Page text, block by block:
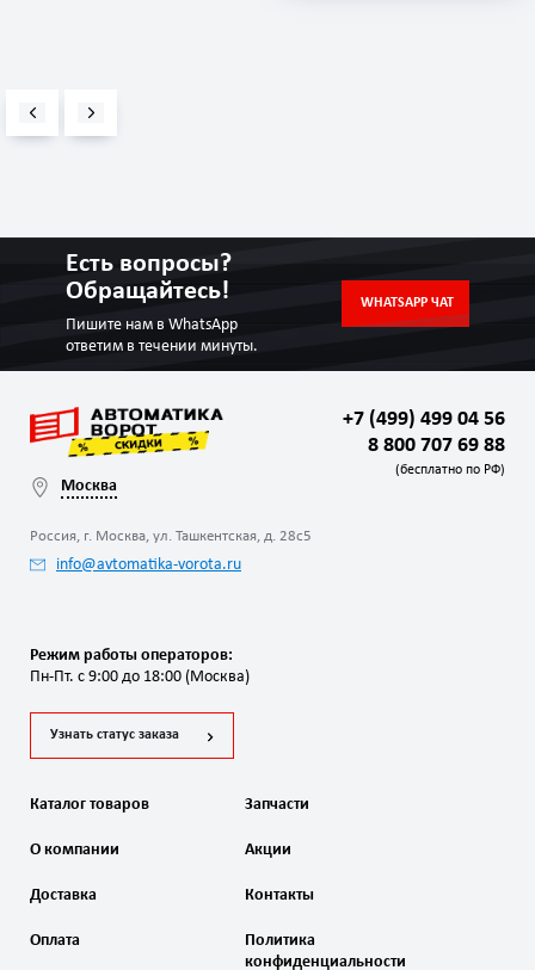
Есть вопросы?
Обращайтесь!
Пишите нам в WhatsApp
ответим в течении минуты.
WHATSAPP ЧАТ
Москва
Россия, г. Москва, ул. Ташкентская, д. 28с5
info@avtomatika-vorota.ru
+7 (499) 499 04 56
8 800 707 69 88
(бесплатно по РФ)
Режим работы операторов:
Пн-Пт. с 9:00 до 18:00 (Москва)
Узнать статус заказа
Каталог товаров Запчасти
О компании
Доставка
Оплата
Акции
Контакты
Политика
конфиденциальности